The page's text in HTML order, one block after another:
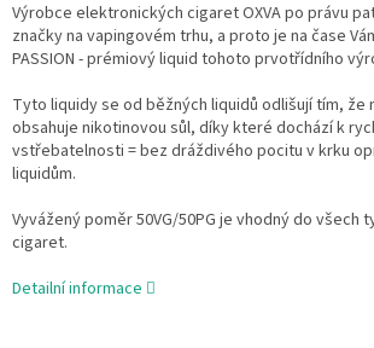
Výrobce elektronických cigaret OXVA po právu
značky na vapingovém trhu, a proto je na čase
PASSION - prémiový liquid tohoto prvotřídního
Tyto liquidy se od běžných liquidů odlišují tím, že
obsahuje nikotinovou sůl, díky které dochází k
vstřebatelnosti = bez dráždivého pocitu v krku
liquidům.
Vyvážený poměr 50VG/50PG je vhodný do všech
cigaret.
Detailní informace